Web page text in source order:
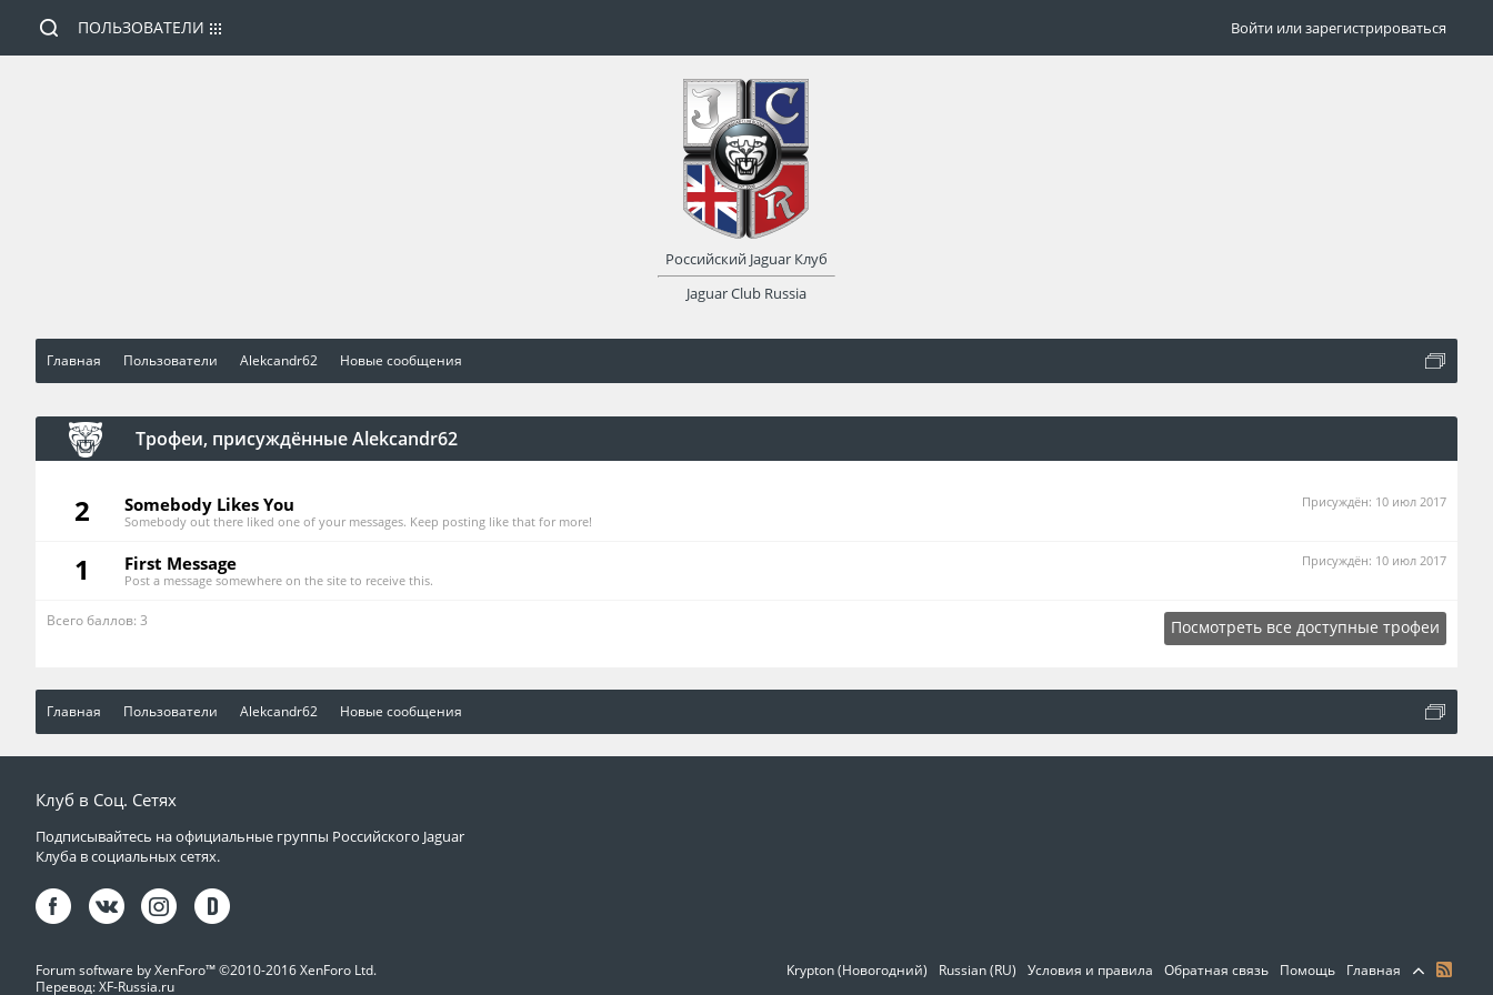
Главная Пользователи Alekcandr62 Новые сообщения
Трофеи, присуждённые Alekcandr62
2 Присуждён: 10 июл 2017
Somebody Likes You
Somebody out there liked one of your messages. Keep posting like that for more!
1 Присуждён: 10 июл 2017
First Message
Post a message somewhere on the site to receive this.
Всего баллов: 3 Посмотреть все доступные трофеи
Главная Пользователи Alekcandr62 Новые сообщения
ПОЛЬЗОВАТЕЛИ
Российский Jaguar Клуб
Jaguar Club Russia
Войти или зарегистрироваться
Клуб в Соц. Сетях
Подписывайтесь на официальные группы Российского Jaguar
Клуба в социальных сетях.
Forum software by XenForo™©2010-2016 XenForo Ltd.
Перевод:XF-Russia.ru
Krypton (Новогодний) Russian (RU) Условия и правила Обратная связь Помощь Главная